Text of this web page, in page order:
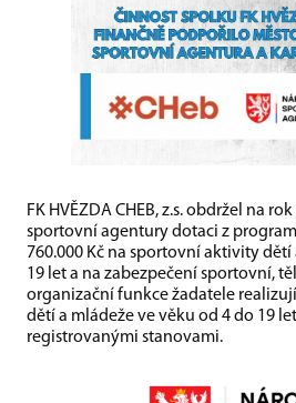
FK HVĚZDA CHEB, z.s. obdržel na
sportovní agentury dotaci z
760.000 Kč na sportovní aktivity dětí
19 let a na zabezpečení sportovní,
organizační funkce žadatele
dětí a mládeže ve věku od 4 do 19
registrovanými stanovami.